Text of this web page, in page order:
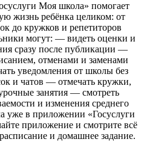
Моя школа» помогает
жизнь ребёнка целиком: от
до кружков и репетиторов
могут: — видеть оценки и
сразу после публикации —
отменами и заменами
уведомления от школы без
и чатов — отмечать кружки,
занятия — смотреть
и изменения среднего
уже в приложении «Госуслуги
приложение и смотрите всё
и домашнее задание.